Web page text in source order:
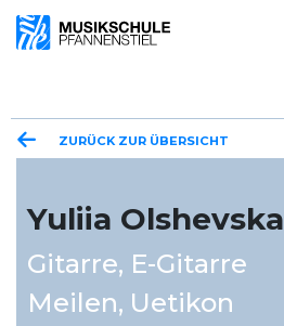
ZURÜCK ZUR ÜBERSICHT
Yuliia Olshevska
Gitarre, E-Gitarre
Meilen, Uetikon